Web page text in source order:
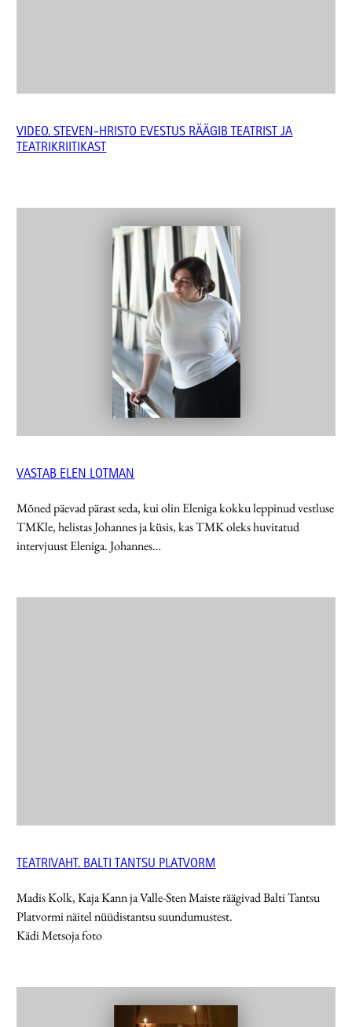
VIDEO. STEVEN-HRISTO EVESTUS RÄÄGIB TEATRIST JA
TEATRIKRIITIKAST
VASTAB ELEN LOTMAN
Mõned päevad pärast seda, kui olin Eleniga kokku leppinud vestluse
TMKle, helistas Johannes ja küsis, kas TMK oleks huvitatud
intervjuust Eleniga. Johannes…
TEATRIVAHT. BALTI TANTSU PLATVORM
Madis Kolk, Kaja Kann ja Valle-Sten Maiste räägivad Balti Tantsu
Platvormi näitel nüüdistantsu suundumustest.
Kädi Metsoja foto